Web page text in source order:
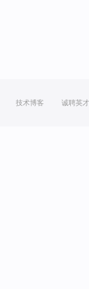
技术博客 诚聘英才